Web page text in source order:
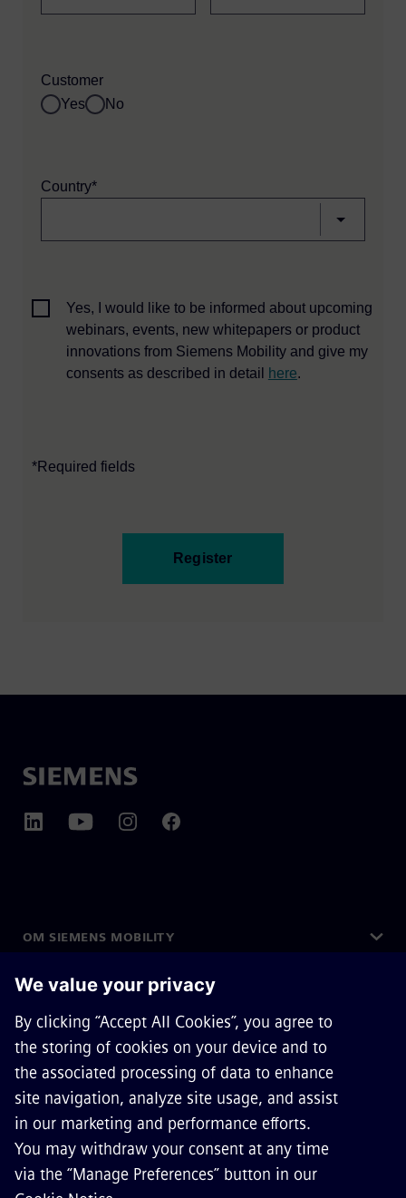
Customer
Yes
No
Country*
Yes, I would like to be informed about upcoming
webinars, events, new whitepapers or product
innovations from Siemens Mobility and give my
consents as described in detail
here.
*Required fields
Register
OM SIEMENS MOBILITY
KONTAKT OSS
KARRIERE
©Siemens Mobility2026
Privacy Notice